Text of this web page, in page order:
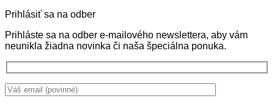
len
ochrana
Ekologické
Prírodná
starostlivosť
pracie
Prihlásiť sa na odber
Prihláste sa na odber e-mailového newslettera, aby vám
neunikla žiadna novinka či naša špeciálna ponuka.